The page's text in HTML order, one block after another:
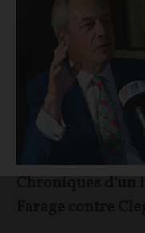
Chroniques d'un